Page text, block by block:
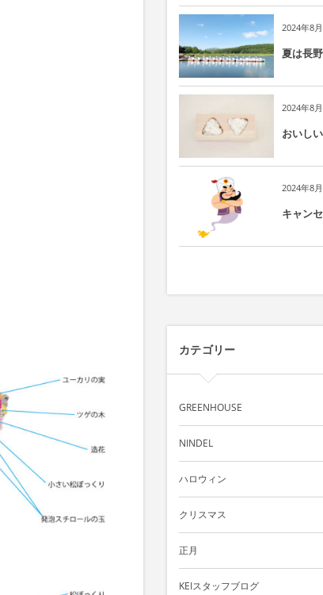
2024年8
夏は長
2024年8
おいし
2024年8
キャン
カテゴリー
GREENHOUSE
NINDEL
ハロウィン
クリスマス
正月
KEIスタッフブログ